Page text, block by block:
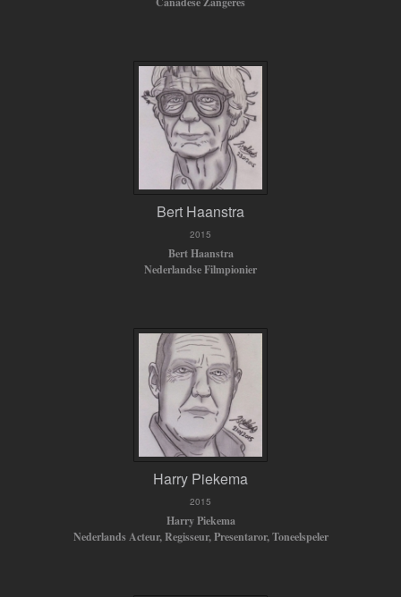
Bert Haanstra
2015
Bert Haanstra
Nederlandse Filmpionier
Harry Piekema
2015
Harry Piekema
Nederlands Acteur, Regisseur, Presentaror, Toneelspeler